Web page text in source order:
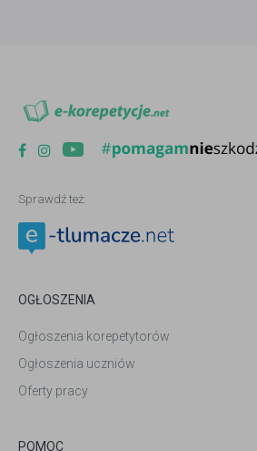
Sprawdź też:
OGŁOSZENIA
Ogłoszenia korepetytorów
Ogłoszenia uczniów
Oferty pracy
POMOC